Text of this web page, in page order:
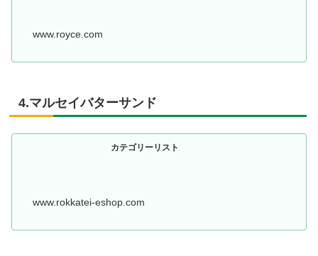
www.royce.com
4.マルセイバターサンド
カテゴリーリスト
www.rokkatei-eshop.com